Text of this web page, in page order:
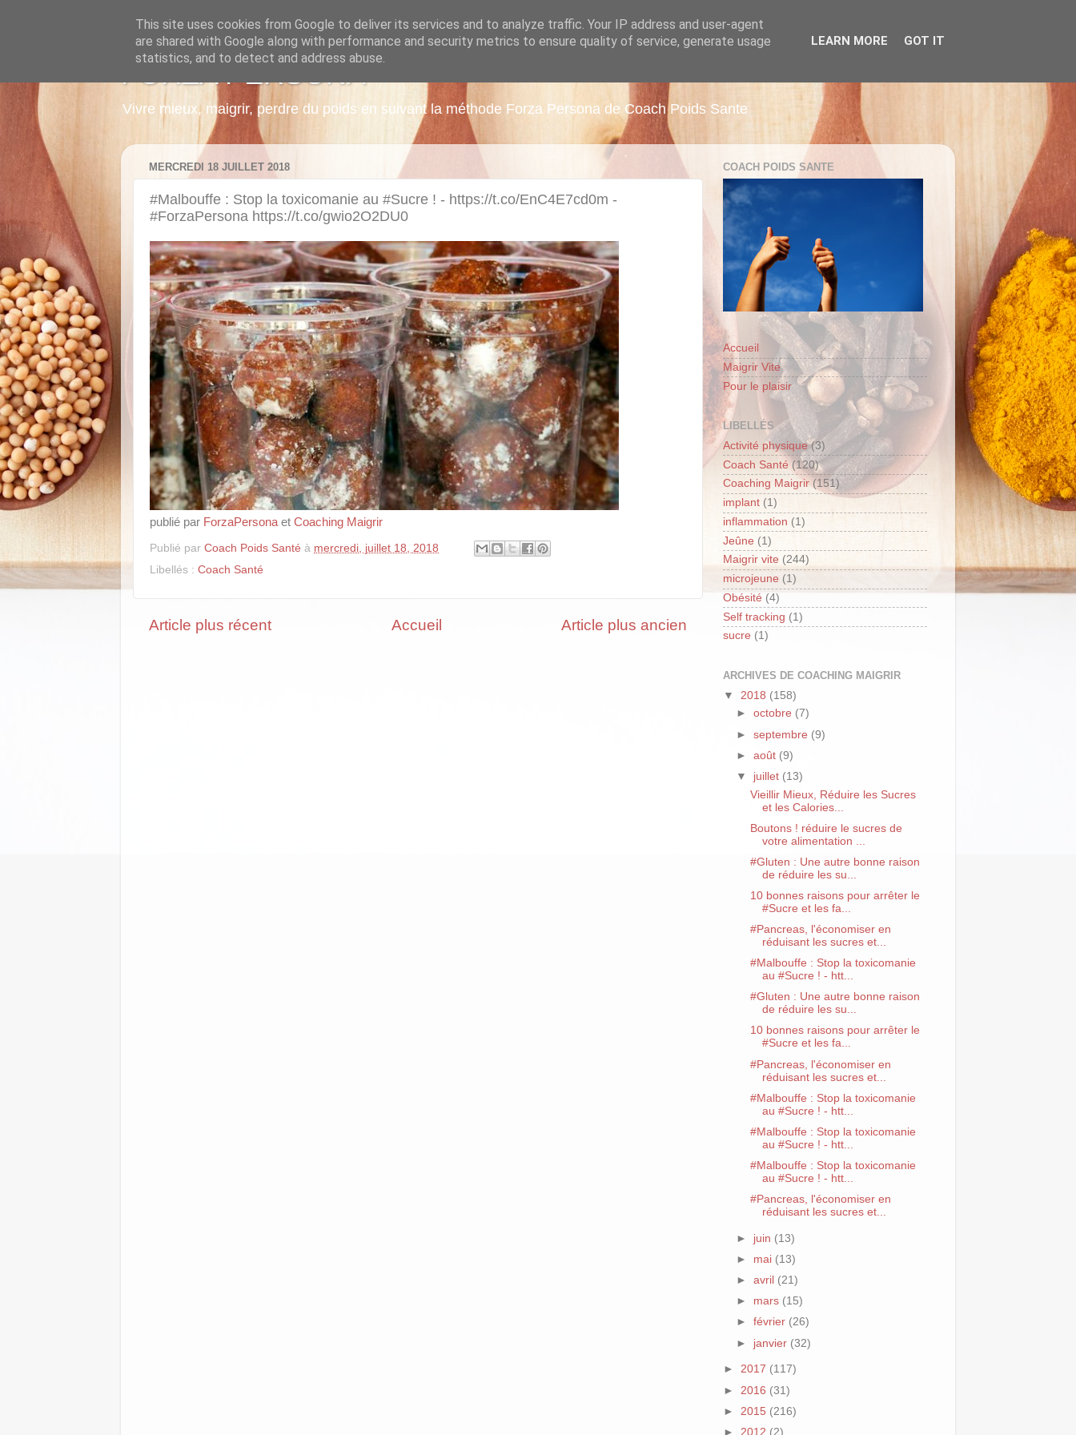
FORZA PERSONA
Vivre mieux, maigrir, perdre du poids en suivant la méthode Forza Persona de Coach Poids Sante
MERCREDI 18 JUILLET 2018
#Malbouffe : Stop la toxicomanie au #Sucre ! - https://t.co/EnC4E7cd0m -
#ForzaPersona https://t.co/gwio2O2DU0
publié par ForzaPersona et Coaching Maigrir
Publié par Coach Poids Santé à mercredi, juillet 18, 2018
Libellés : Coach Santé
Article plus récent Article plus ancien
Accueil
COACH POIDS SANTE
Accueil
Maigrir Vite
Pour le plaisir
LIBELLÉS
Activité physique (3)
Coach Santé (120)
Coaching Maigrir (151)
implant (1)
inflammation (1)
Jeûne (1)
Maigrir vite (244)
microjeune (1)
Obésité (4)
Self tracking (1)
sucre (1)
ARCHIVES DE COACHING MAIGRIR
▼ 2018 (158)
►octobre (7)
►septembre (9)
►août (9)
▼ juillet (13)
Vieillir Mieux, Réduire les Sucres
et les Calories...
Boutons ! réduire le sucres de
votre alimentation ...
#Gluten : Une autre bonne raison
de réduire les su...
10 bonnes raisons pour arrêter le
#Sucre et les fa...
#Pancreas, l'économiser en
réduisant les sucres et...
#Malbouffe : Stop la toxicomanie
au #Sucre ! - htt...
#Gluten : Une autre bonne raison
de réduire les su...
10 bonnes raisons pour arrêter le
#Sucre et les fa...
#Pancreas, l'économiser en
réduisant les sucres et...
#Malbouffe : Stop la toxicomanie
au #Sucre ! - htt...
#Malbouffe : Stop la toxicomanie
au #Sucre ! - htt...
#Malbouffe : Stop la toxicomanie
au #Sucre ! - htt...
#Pancreas, l'économiser en
réduisant les sucres et...
► juin (13)
► mai (13)
►avril (21)
► mars (15)
►février (26)
► janvier (32)
► 2017 (117)
► 2016 (31)
► 2015 (216)
► 2012 (2)
This site uses cookies from Google to deliver its services and to analyze traffic. Your IP address and user-agent
are shared with Google along with performance and security metrics to ensure quality of service, generate usage
statistics, and to detect and address abuse.
LEARN MORE GOT IT